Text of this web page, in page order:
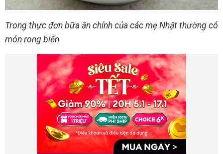
Trong thực đơn bữa ăn chính của các mẹ Nhật thường có
món rong biển